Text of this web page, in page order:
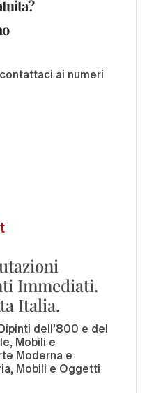
ai numeri
Immediati.
Italia.
dell'800 e del
Mobili e
Moderna e
Mobili e Oggetti